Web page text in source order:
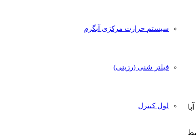
سیستم حرارت مرکزی آبگرم
فیلتر شنی (رزینی)
لول کنترل
خیابان رجایی- پلاک۴۰